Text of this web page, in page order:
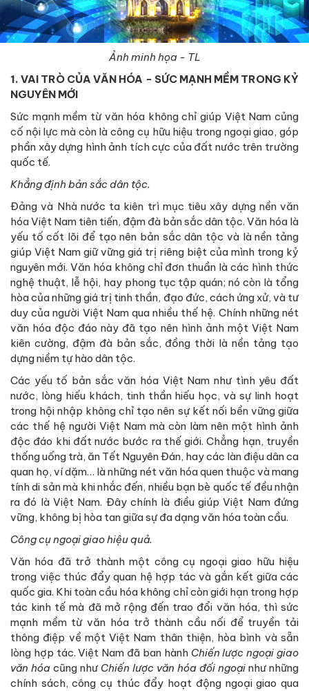
Ảnh minh họa - TL
1. VAI TRÒ CỦA VĂN HÓA - SỨC MẠNH MỀM TRONG KỶ
NGUYÊN MỚI
Sức mạnh mềm từ văn hóa không chỉ giúp Việt Nam củng
cố nội lực mà còn là công cụ hữu hiệu trong ngoại giao, góp
phần xây dựng hình ảnh tích cực của đất nước trên trường
quốc tế.
Khẳng định bản sắc dân tộc.
Đảng và Nhà nước ta kiên trì mục tiêu xây dựng nền văn
hóa Việt Nam tiên tiến, đậm đà bản sắc dân tộc. Văn hóa là
yếu tố cốt lõi để tạo nên bản sắc dân tộc và là nền tảng
giúp Việt Nam giữ vững giá trị riêng biệt của mình trong kỷ
nguyên mới. Văn hóa không chỉ đơn thuần là các hình thức
nghệ thuật, lễ hội, hay phong tục tập quán; nó còn là tổng
hòa của những giá trị tinh thần, đạo đức, cách ứng xử, và tư
duy của người Việt Nam qua nhiều thế hệ. Chính những nét
văn hóa độc đáo này đã tạo nên hình ảnh một Việt Nam
kiên cường, đậm đà bản sắc, đồng thời là nền tảng tạo
dựng niềm tự hào dân tộc.
Các yếu tố bản sắc văn hóa Việt Nam như tình yêu đất
nước, lòng hiếu khách, tinh thần hiếu học, và sự linh hoạt
trong hội nhập không chỉ tạo nên sự kết nối bền vững giữa
các thế hệ người Việt Nam mà còn làm nên một hình ảnh
độc đáo khi đất nước bước ra thế giới. Chẳng hạn, truyền
thống uống trà, ăn Tết Nguyên Đán, hay các làn điệu dân ca
quan họ, ví dặm… là những nét văn hóa quen thuộc và mang
tính di sản mà khi nhắc đến, nhiều bạn bè quốc tế đều nhận
ra đó là Việt Nam. Đây chính là điều giúp Việt Nam đứng
vững, không bị hòa tan giữa sự đa dạng văn hóa toàn cầu.
Công cụ ngoại giao hiệu quả.
Văn hóa đã trở thành một công cụ ngoại giao hữu hiệu
trong việc thúc đẩy quan hệ hợp tác và gắn kết giữa các
quốc gia. Khi toàn cầu hóa không chỉ còn giới hạn trong hợp
tác kinh tế mà đã mở rộng đến trao đổi văn hóa, thì sức
mạnh mềm từ văn hóa trở thành cầu nối để truyền tải
thông điệp về một Việt Nam thân thiện, hòa bình và sẵn
lòng hợp tác. Việt Nam đã ban hành Chiến lược ngoại giao
văn hóa cũng như Chiến lược văn hóa đối ngoại như những
chính sách, công cụ thúc đẩy hoạt động ngoại giao qua